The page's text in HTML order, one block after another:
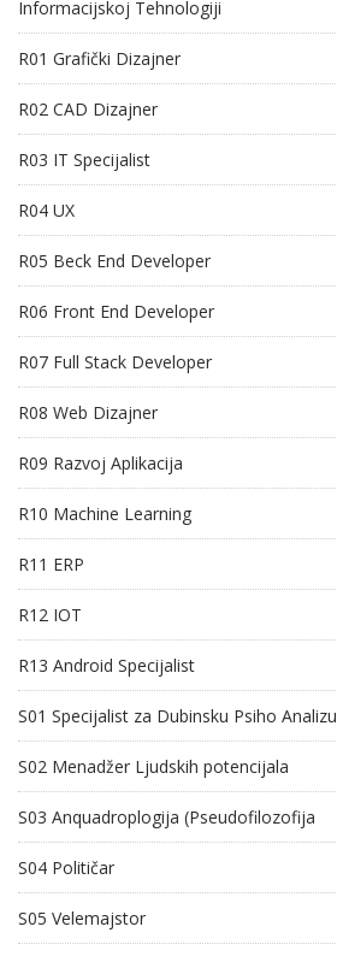
Informacijskoj Tehnologiji
R01 Grafički Dizajner
R02 CAD Dizajner
R03 IT Specijalist
R04 UX
R05 Beck End Developer
R06 Front End Developer
R07 Full Stack Developer
R08 Web Dizajner
R09 Razvoj Aplikacija
R10 Machine Learning
R11 ERP
R12 IOT
R13 Android Specijalist
S01 Specijalist za Dubinsku Psiho Analizu
S02 Menadžer Ljudskih potencijala
S03 Anquadroplogija (Pseudofilozofija
S04 Političar
S05 Velemajstor